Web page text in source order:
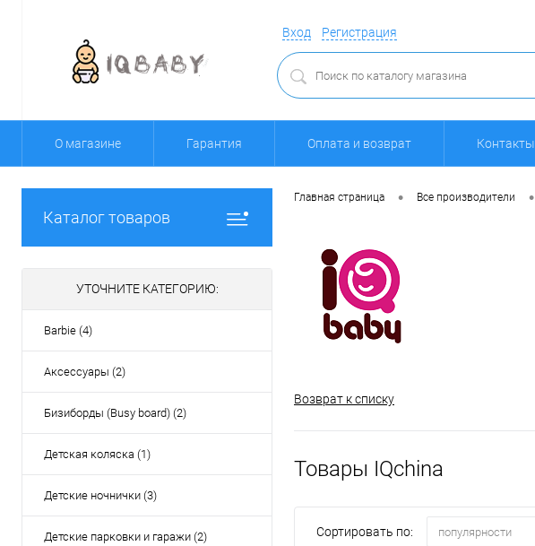
Вход Регистрация
О магазине Гарантия Оплата и возврат Контакты
Каталог товаров
УТОЧНИТЕ КАТЕГОРИЮ:
Barbie (4)
Аксессуары (2)
Бизиборды (Busy board) (2)
Детская коляска (1)
Детские ночнички (3)
Детские парковки и гаражи (2)
Главная страница • Все производители •
Возврат к списку
Товары IQchina
Сортировать по: популярности